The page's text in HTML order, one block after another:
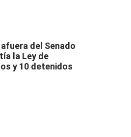
del Senado
la Ley de
y 10 detenidos